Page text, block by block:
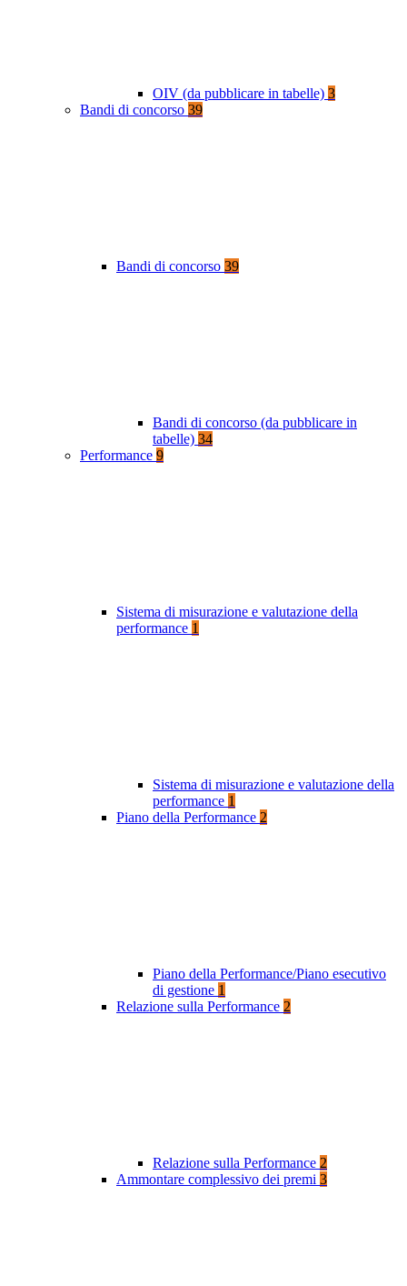
OIV (da pubblicare in tabelle) 3
Bandi di concorso 39
Bandi di concorso 39
Bandi di concorso (da pubblicare in
tabelle) 34
Performance 9
Sistema di misurazione e valutazione della
performance 1
Sistema di misurazione e valutazione della
performance 1
Piano della Performance 2
Piano della Performance/Piano esecutivo
di gestione 1
Relazione sulla Performance 2
Relazione sulla Performance 2
Ammontare complessivo dei premi 3